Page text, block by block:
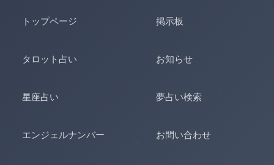
トップページ
タロット占い
星座占い
エンジェルナンバー
掲示板
お知らせ
夢占い検索
お問い合わせ